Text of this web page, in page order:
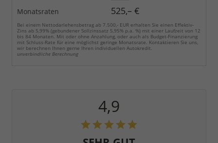
Monatsraten
525,– €
Bei einem Nettodarlehensbetrag ab 7.500,- EUR erhalten Sie einen Effektiv-
Zins ab 5,99% (gebundener Sollzinssatz 5,95% p.a. %) mit einer Laufzeit von 12
bis 84 Monaten. Mit oder ohne Anzahlung, oder auch als Budget-Finanzierung
mit Schluss-Rate für eine möglichst geringe Monatsrate. Kontaktieren Sie uns,
wir berechnen Ihnen gerne Ihren individuellen Autokredit.
unverbindliche Berechnung
4,9